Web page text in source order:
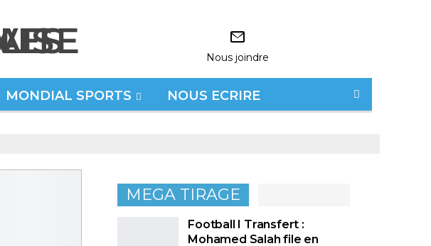
Nous joindre
MONDIAL SPORTS NOUS ECRIRE
MEGA TIRAGE
Football I Transfert :
Mohamed Salah file en